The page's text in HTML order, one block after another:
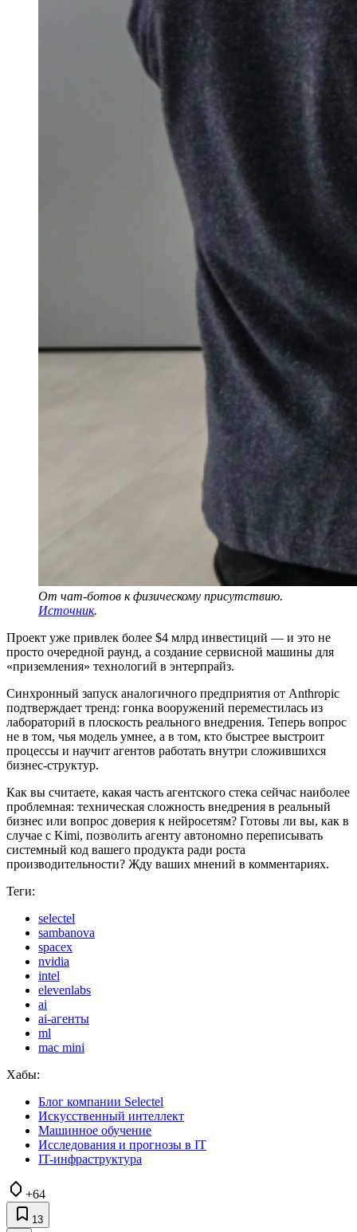
От чат-ботов к физическому присутствию.
Источник.
Проект уже привлек более $4 млрд инвестиций — и это не
просто очередной раунд, а создание сервисной машины для
«приземления» технологий в энтерпрайз.
Синхронный запуск аналогичного предприятия от Anthropic
подтверждает тренд: гонка вооружений переместилась из
лабораторий в плоскость реального внедрения. Теперь вопрос
не в том, чья модель умнее, а в том, кто быстрее выстроит
процессы и научит агентов работать внутри сложившихся
бизнес-структур.
Как вы считаете, какая часть агентского стека сейчас наиболее
проблемная: техническая сложность внедрения в реальный
бизнес или вопрос доверия к нейросетям? Готовы ли вы, как в
случае с Kimi, позволить агенту автономно переписывать
системный код вашего продукта ради роста
производительности? Жду ваших мнений в комментариях.
Теги:
selectel
sambanova
spacex
nvidia
intel
elevenlabs
ai
ai-агенты
ml
mac mini
Хабы:
Блог компании Selectel
Искусственный интеллект
Машинное обучение
Исследования и прогнозы в IT
IT-инфраструктура
+64
13